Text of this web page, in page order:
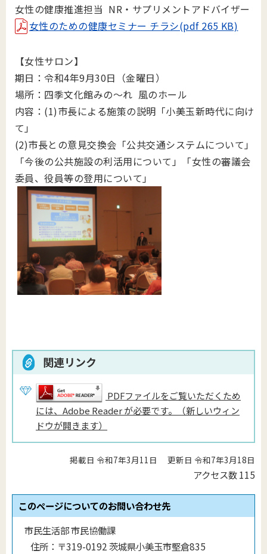
女性の健康推進担当 NR・サプリメントアドバイザー
女性のための健康セミナー チラシ(pdf 265 KB)
【女性サロン】
期日：令和4年9月30日（金曜日）
場所：四季文化館みの～れ 風のホール
内容：(1)市長による施策の説明「小美玉新時代に向け
て」
(2)市長との意見交換会「公共交通システムについて」
「今後の公共施設の利活用について」「女性の審議会
委員、役員等の登用について」
関連リンク
PDFファイルをご覧いただくため
には、Adobe Reader が必要です。（新しいウィン
ドウが開きます）
掲載日 令和7年3月11日 更新日 令和7年3月18日
アクセス数115
このページについてのお問い合わせ先
市民生活部 市民協働課
住所： 〒319-0192 茨城県小美玉市堅倉835